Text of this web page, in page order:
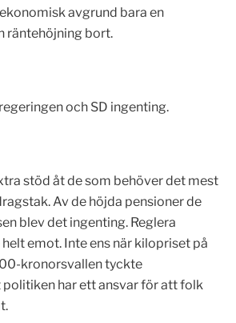
avgrund bara en
räntehöjning bort.
och SD ingenting.
stöd åt de som behöver det mest
Av de höjda pensioner de
blev det ingenting. Reglera
emot. Inte ens när kilopriset på
kronorsvallen tyckte
har ett ansvar för att folk